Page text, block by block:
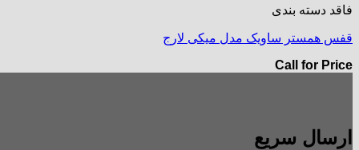
فاقد دسته بندی
قفس همستر ساویک مدل میکی لارج
Call for Price
ارسال سریع